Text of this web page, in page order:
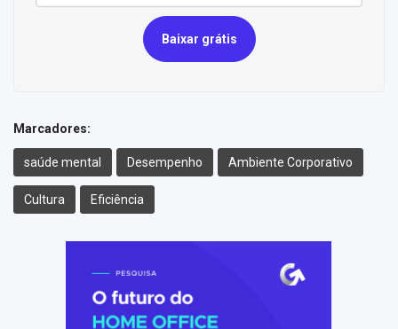
Baixar grátis
Marcadores:
saúde mental Desempenho Ambiente Corporativo
Cultura Eficiência